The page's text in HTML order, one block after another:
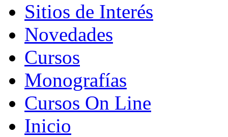
Sitios de Interés
Novedades
Cursos
Monografías
Cursos On Line
Inicio